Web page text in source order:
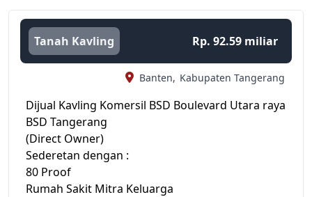
Tanah Kavling Rp. 92.59 miliar
Banten, Kabupaten Tangerang
Dijual Kavling Komersil BSD Boulevard Utara raya
BSD Tangerang
(Direct Owner)
Sederetan dengan :
80 Proof
Rumah Sakit Mitra Keluarga